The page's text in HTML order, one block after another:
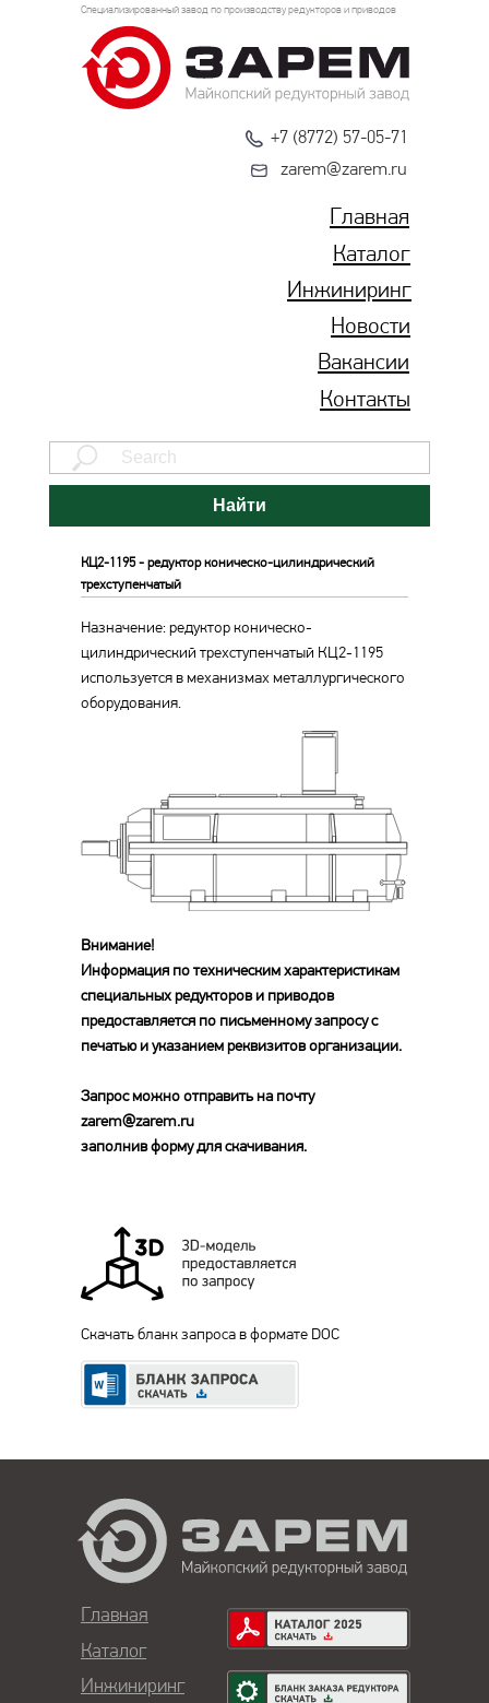
+7 (8772) 57-05-71
Каталог
Инжиниринг
Новости
Главная
Контакты
Вакансии
zarem@zarem.ru
Специализированный завод по производству редукторов и приводов
Найти
Назначение: редуктор коническо-
цилиндрический трехступенчатый КЦ2-1195
используется в механизмах металлургического
оборудования.
Скачать бланк запроса в формате DOC
Внимание!
Информация по техническим характеристикам
специальных редукторов и приводов
предоставляется по письменному запросу с
печатью и указанием реквизитов организации.
Запрос можно отправить на почту
zarem@zarem.ru
заполнив форму для скачивания.
КЦ2-1195 - редуктор коническо-цилиндрический
трехступенчатый
Каталог
Инжиниринг
Главная